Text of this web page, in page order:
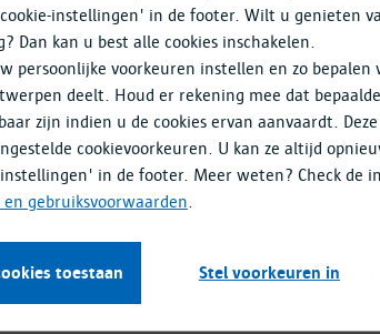
media.
niet is voldaan:
input
gepresenteerd kan worden
instellingen' in de footer. Wilt u genieten
Dan kan u best alle cookies inschakelen.
persoonlijke voorkeuren instellen en zo
deelt. Houd er rekening mee dat
zijn indien u de cookies ervan aanvaardt.
cookievoorkeuren. U kan ze altijd
in de footer. Meer weten? Check de
en gebruiksvoorwaarden
toestaan Stel voorkeuren in